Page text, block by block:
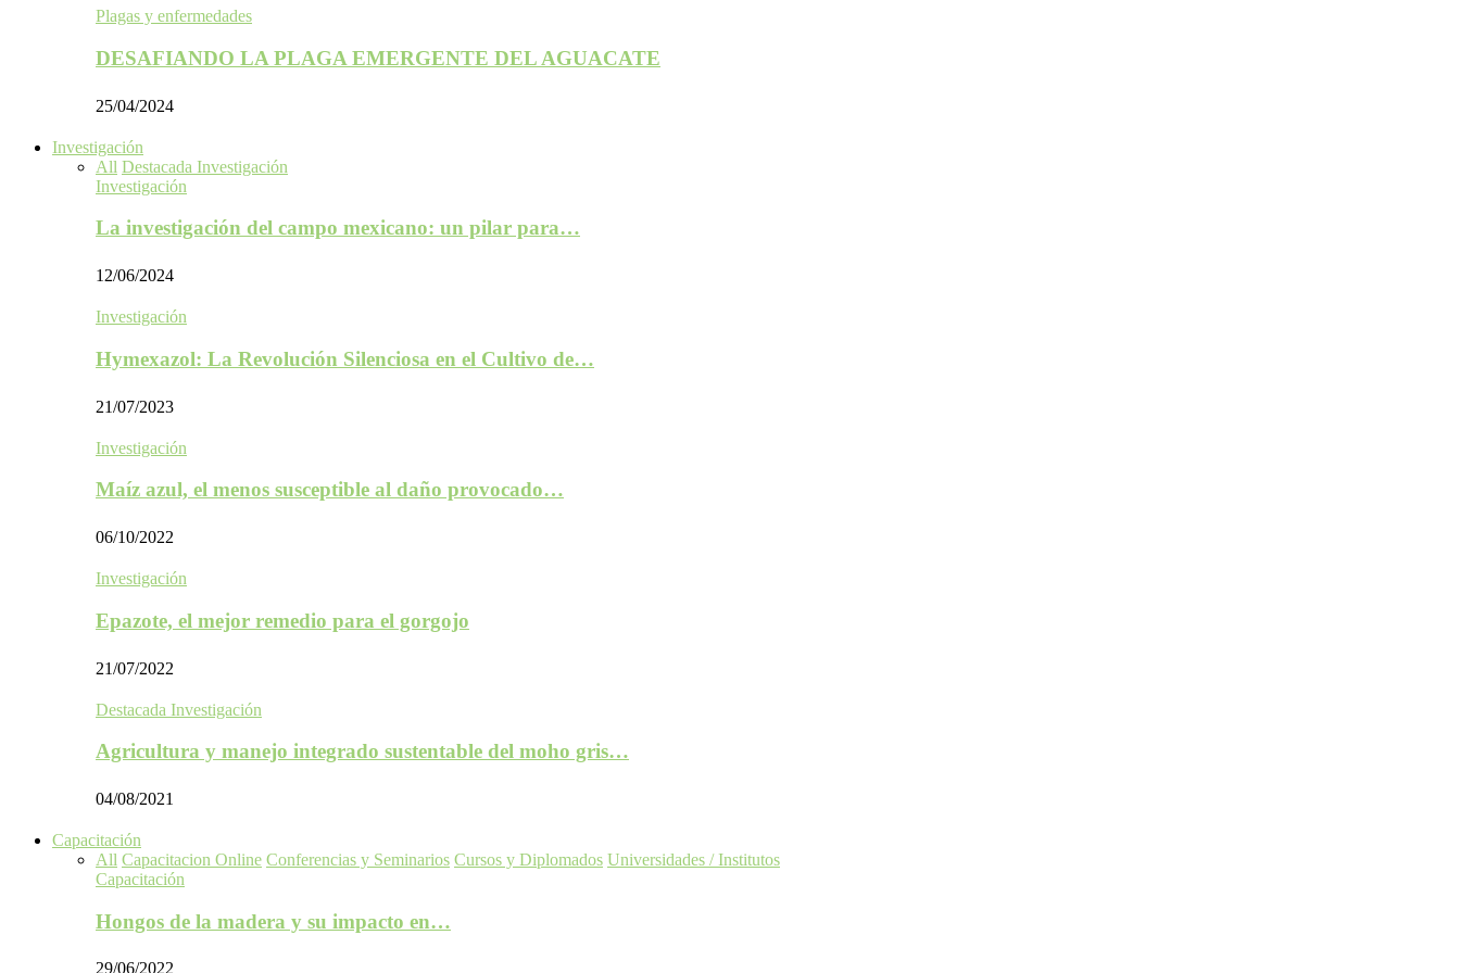
Plagas y enfermedades
DESAFIANDO LA PLAGA EMERGENTE DEL AGUACATE
25/04/2024
Investigación
All Destacada Investigación
Investigación
La investigación del campo mexicano: un pilar para…
12/06/2024
Investigación
Hymexazol: La Revolución Silenciosa en el Cultivo de…
21/07/2023
Investigación
Maíz azul, el menos susceptible al daño provocado…
06/10/2022
Investigación
Epazote, el mejor remedio para el gorgojo
21/07/2022
Destacada Investigación
Agricultura y manejo integrado sustentable del moho gris…
04/08/2021
Capacitación
All Capacitacion Online Conferencias y Seminarios Cursos y Diplomados Universidades / Institutos
Capacitación
Hongos de la madera y su impacto en…
29/06/2022